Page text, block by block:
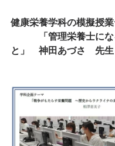
健康栄養学科の模擬授
「管理栄養士にな
と」　神田あづさ　先生